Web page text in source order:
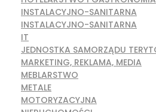
INSTALACYJNO-SANITARNA
INSTALACYJNO-SANITARNA
IT
JEDNOSTKA SAMORZĄDU
MARKETING, REKLAMA, MEDIA
MEBLARSTWO
METALE
MOTORYZACYJNA